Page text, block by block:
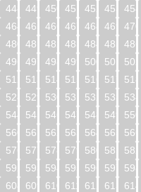
448
449 450 451 452 453 454
464
465 466 467 468 469 470
480
481 482 483 484 485 486
496
497 498 499 500 501 502
512
513 514 515 516 517 518
528
529 530 531 532 533 534
544
545 546 547 548 549 550
560
561 562 563 564 565 566
576
577 578 579 580 581 582
592
593 594 595 596 597 598
608
609 610 611 612 613 614